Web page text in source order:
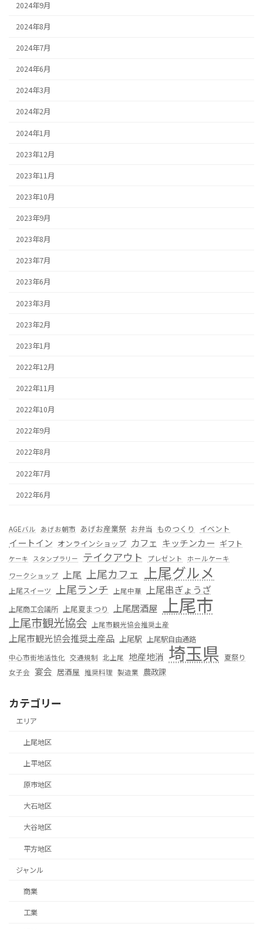
2024年9月
2024年8月
2024年7月
2024年6月
2024年3月
2024年2月
2024年1月
2023年12月
2023年11月
2023年10月
2023年9月
2023年8月
2023年7月
2023年6月
2023年3月
2023年2月
2023年1月
2022年12月
2022年11月
2022年10月
2022年9月
2022年8月
2022年7月
2022年6月
AGEバル あげお朝市 あげお産業祭 お弁当 ものつくり イベント
イートイン オンラインショップ カフェ キッチンカー ギフト
ケーキ スタンプラリー テイクアウト プレゼント
ホールケーキ
ワークショップ 上尾 上尾カフェ 上尾グルメ
上尾スイーツ 上尾ランチ 上尾中華 上尾串ぎょうざ
上尾商工会議所 上尾夏まつり 上尾居酒屋 上尾市
上尾市観光協会 上尾市観光協会推奨土産
上尾市観光協会推奨土産品 上尾駅 上尾駅自由通路
中心市街地活性化 交通規制 北上尾 地産地消 埼玉県 夏祭り
女子会 宴会 居酒屋 推奨料理 製造業 農政課
カテゴリー
エリア
上尾地区
上平地区
原市地区
大石地区
大谷地区
平方地区
ジャンル
商業
工業